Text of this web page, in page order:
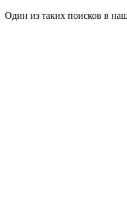
Один из таких поисков в